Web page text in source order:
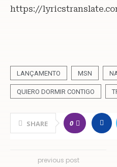
https://
LANÇAMENTO MSN
QUIERO DORMIR CONTIGO
SHARE 0
previous post